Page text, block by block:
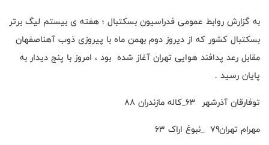
به گزارش روابط عمومی فدراسیون بسکتبال ؛ هفته ی بیستم لیگ برتر
بسکتبال کشور که از دیروز دوم بهمن ماه با پیروزی ذوب آهناصفهان
مقابل رعد پدافند هوایی تهران آغاز شده بود ، امروز با پنج دیدار به
پایان رسید .
توفارقان آذرشهر ۶۳_کاله مازندران ۸۸
مهرام تهران۷۹ _نبوغ اراک ۶۳